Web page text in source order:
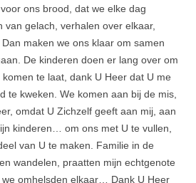
ons brood, dat we elke dag
van gelach, verhalen over elkaar,
maken we ons klaar om samen
De kinderen doen er lang over om
te laat, dank U Heer dat U me
te kweken. We komen aan bij de mis,
omdat U Zichzelf geeft aan mij, aan
kinderen… om ons met U te vullen,
van U te maken. Familie in de
wandelen, praatten mijn echtgenote
omhelsden elkaar… Dank U Heer